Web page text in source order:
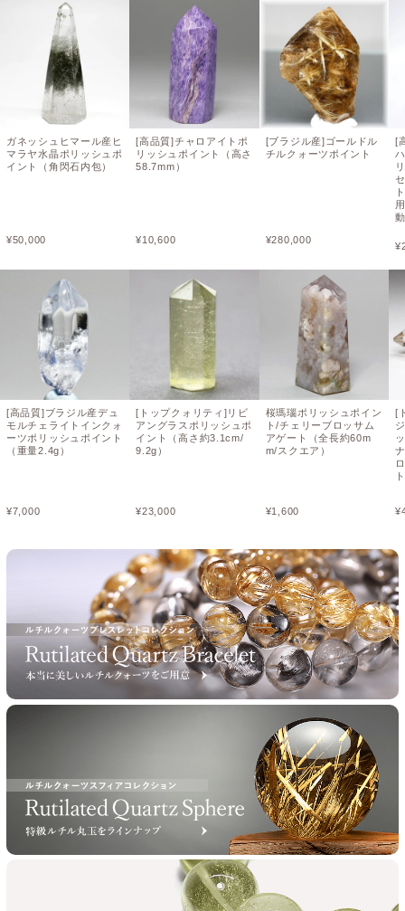
ガネッシュヒマール産ヒ
マラヤ水晶ポリッシュポ
イント（角閃石内包）
¥50,000
[高品質]ブラジル産デュ
モルチェライトインクォ
ーツポリッシュポイント
（重量2.4g）
¥7,000
[高品質]チャロアイトポ
リッシュポイント（高さ
58.7mm）
¥10,600
[トップクォリティ]リビ
アングラスポリッシュポ
イント（高さ約3.1cm/
9.2g）
¥23,000
[ブラジル産]ゴールドル
チルクォーツポイント
¥280,000
桜瑪瑙ポリッシュポイン
ト/チェリーブロッサム
アゲート（全長約60m
m/スクエア）
¥1,600
[
¥
[
¥